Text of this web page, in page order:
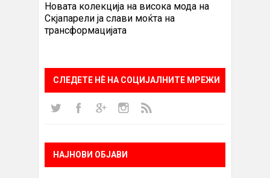
Новата колекција на висока мода на
Скјапарели ја слави моќта на
трансформацијата
СЛЕДЕТЕ НÈ НА СОЦИЈАЛНИТЕ МРЕЖИ
НАЈНОВИ ОБЈАВИ